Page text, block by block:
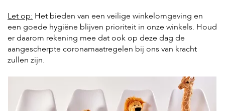
n
a
a
g
d
i
r
Let op: Het bieden van een veilige winkelomgeving en
een goede hygiëne blijven prioriteit in onze winkels. Houd
er daarom rekening mee dat ook op deze dag de
aangescherpte coronamaatregelen bij ons van kracht
zullen zijn.